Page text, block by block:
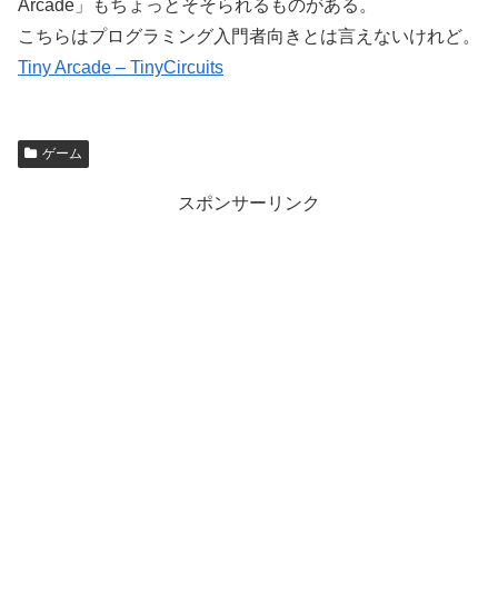
Arcade」もちょっとそそられるものがある。
こちらはプログラミング入門者向きとは言えないけれど。
Tiny Arcade – TinyCircuits
ゲーム
スポンサーリンク